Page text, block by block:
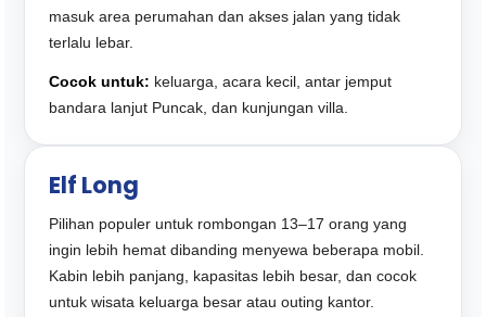
masuk area perumahan dan akses jalan yang tidak
terlalu lebar.
Cocok untuk: keluarga, acara kecil, antar jemput
bandara lanjut Puncak, dan kunjungan villa.
Elf Long
Pilihan populer untuk rombongan 13–17 orang yang
ingin lebih hemat dibanding menyewa beberapa mobil.
Kabin lebih panjang, kapasitas lebih besar, dan cocok
untuk wisata keluarga besar atau outing kantor.